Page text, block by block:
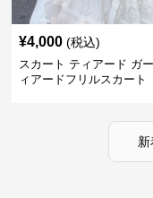
¥4,000 (税込)
スカート ティアード ガ
ィアードフリルスカート